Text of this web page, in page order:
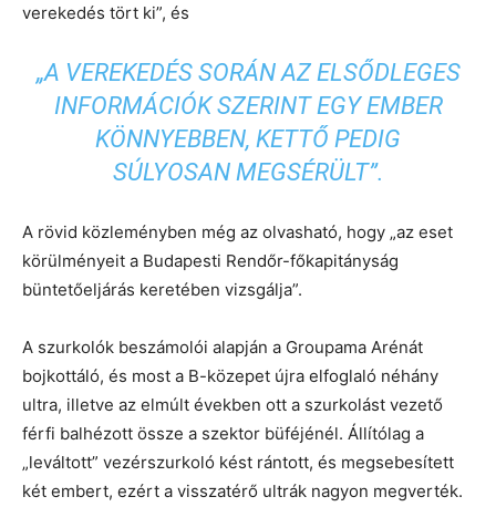
verekedés tört ki”, és
„A VEREKEDÉS SORÁN AZ ELSŐDLEGES
INFORMÁCIÓK SZERINT EGY EMBER
KÖNNYEBBEN, KETTŐ PEDIG
SÚLYOSAN MEGSÉRÜLT”.
A rövid közleményben még az olvasható, hogy „az eset
körülményeit a Budapesti Rendőr-főkapitányság
büntetőeljárás keretében vizsgálja”.
A szurkolók beszámolói alapján a Groupama Arénát
bojkottáló, és most a B-közepet újra elfoglaló néhány
ultra, illetve az elmúlt években ott a szurkolást vezető
férfi balhézott össze a szektor büféjénél. Állítólag a
„leváltott” vezérszurkoló kést rántott, és megsebesített
két embert, ezért a visszatérő ultrák nagyon megverték.